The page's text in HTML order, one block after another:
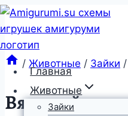
Перейти
к
содержимому
Главная
Животные
Зайки
/ Животные / Зайки /
Вязаный заяц